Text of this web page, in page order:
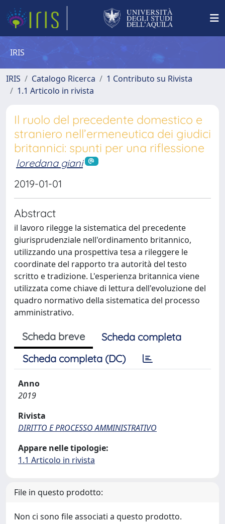
IRIS
IRIS Catalogo Ricerca
1 Contributo su Rivista
1.1 Articolo in rivista
Il ruolo del precedente domestico e
straniero nell’ermeneutica dei giudici
britannici: spunti per una riflessione
loredana giani
2019-01-01
Abstract
il lavoro rilegge la sistematica del precedente
giurisprudenziale nell'ordinamento britannico,
utilizzando una prospettiva tesa a rileggere le
coordinate del rapporto tra autorità del testo
scritto e tradizione. L'esperienza britannica viene
utilizzata come chiave di lettura dell'evoluzione del
quadro normativo della sistematica del processo
amministrativo.
Scheda breve
Scheda completa
Scheda completa (DC)
Anno
2019
Rivista
DIRITTO E PROCESSO AMMINISTRATIVO
Appare nelle tipologie:
1.1 Articolo in rivista
File in questo prodotto:
Non ci sono file associati a questo prodotto.